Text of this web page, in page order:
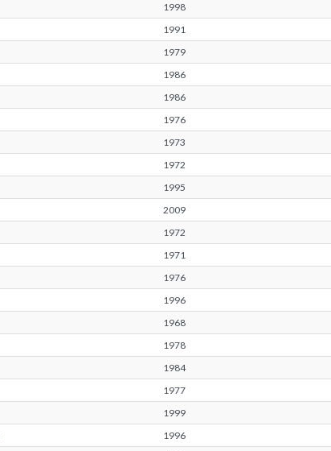
1998
1991
1979
1986
1986
1976
1973
1972
1995
2009
1972
1971
1976
1996
1968
1978
1984
1977
1999
1996